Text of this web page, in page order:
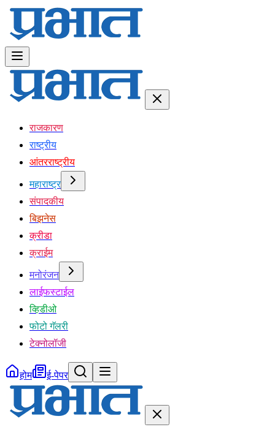
राजकारण
राष्ट्रीय
आंतरराष्ट्रीय
महाराष्ट्र
संपादकीय
बिझनेस
क्रीडा
क्राईम
मनोरंजन
लाईफस्टाईल
व्हिडीओ
फोटो गॅलरी
टेक्नोलॉजी
होम ई-पेपर